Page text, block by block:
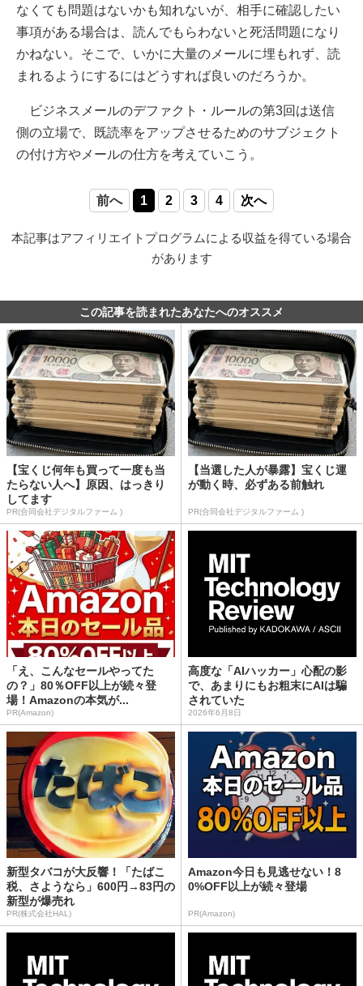
なくても問題はないかも知れないが、相手に確認したい
事項がある場合は、読んでもらわないと死活問題になり
かねない。そこで、いかに大量のメールに埋もれず、読
まれるようにするにはどうすれば良いのだろうか。
ビジネスメールのデファクト・ルールの第3回は送信
側の立場で、既読率をアップさせるためのサブジェクト
の付け方やメールの仕方を考えていこう。
前へ 1 2 3 4 次へ
本記事はアフィリエイトプログラムによる収益を得ている場合
があります
この記事を読まれたあなたへのオススメ
【宝くじ何年も買って一度も当
たらない人へ】原因、はっきり
してます
PR(合同会社デジタルファーム )
【当選した人が暴露】宝くじ運
が動く時、必ずある前触れ
PR(合同会社デジタルファーム )
「え、こんなセールやってた
の？」80％OFF以上が続々登
場！Amazonの本気が...
PR(Amazon)
高度な「AIハッカー」心配の影
で、あまりにもお粗末にAIは騙
されていた
2026年6月8日
新型タバコが大反響！「たばこ
税、さようなら」600円→83円の
新型が爆売れ
PR(株式会社HAL)
Amazon今日も見逃せない！8
0%OFF以上が続々登場
PR(Amazon)